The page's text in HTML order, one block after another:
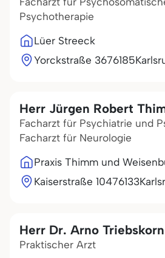
Psychotherapie
Lüer Streeck
Yorckstraße 3676185
Herr Jürgen Robert
Facharzt für Psychiatrie und
Facharzt für Neurologie
Praxis Thimm und
Kaiserstraße 10476133
Herr Dr. Arno Triebskorn
Praktischer Arzt